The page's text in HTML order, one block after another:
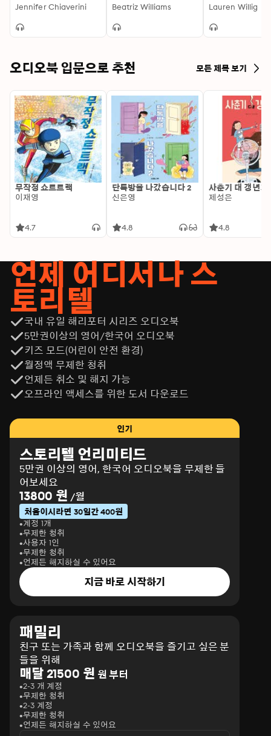
Woman Suffrage
Jennifer Chiaverini
Beatriz Williams
Lauren Willig
오디오북 입문으로 추천 모든 제목 보기
무작정 쇼트트랙
이재영
4.7
단톡방을 나갔습니다 2
신은영
4.8
사춘기 대 갱년기
제성은
4.8
언제 어디서나 스
토리텔
국내 유일 해리포터 시리즈 오디오북
5만권이상의 영어/한국어 오디오북
키즈 모드(어린이 안전 환경)
월정액 무제한 청취
언제든 취소 및 해지 가능
오프라인 액세스를 위한 도서 다운로드
인기
스토리텔 언리미티드
5만권 이상의 영어, 한국어 오디오북을 무제한 들
어보세요
13800 원 /월
처음이시라면 30일간 400원
계정 1개
무제한 청취
사용자 1인
무제한 청취
언제든 해지하실 수 있어요
지금 바로 시작하기
패밀리
친구 또는 가족과 함께 오디오북을 즐기고 싶은 분
들을 위해
매달 21500 원 원 부터
2-3 개 계정
무제한 청취
2-3 계정
무제한 청취
언제든 해지하실 수 있어요